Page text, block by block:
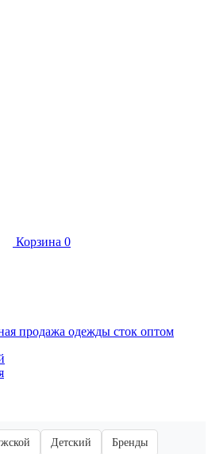
Корзина 0
продажа одежды сток оптом
Детский Бренды